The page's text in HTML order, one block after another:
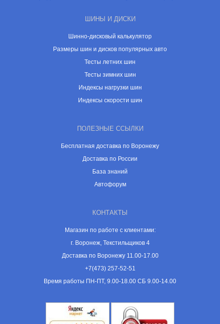
ШИНЫ И ДИСКИ
Шинно-дисковый калькулятор
Размеры шин и дисков популярных авто
Тесты летних шин
Тесты зимних шин
Индексы нагрузки шин
Индексы скорости шин
ПОЛЕЗНЫЕ ССЫЛКИ
Бесплатная доставка по Воронежу
Доставка по России
База знаний
Автофорум
КОНТАКТЫ
Магазин по работе с клиентами:
г. Воронеж, Текстильщиков 4
Доставка по Воронежу 11.00-17.00
+7(473) 257-52-51
Время работы ПН-ПТ, 9.00-18.00 СБ 9.00-14.00